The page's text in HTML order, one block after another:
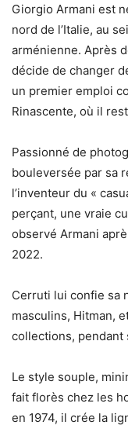
Giorgio Armani est
nord de l’Italie, au
arménienne. Après
décide de changer
un premier emploi
Rinascente, où il
Passionné de
bouleversée par sa
l’inventeur du «
perçant, une vraie
observé Armani
2022.
Cerruti lui confie sa
masculins, Hitman,
collections, pendant
Le style souple,
fait florès chez les
en 1974, il crée la